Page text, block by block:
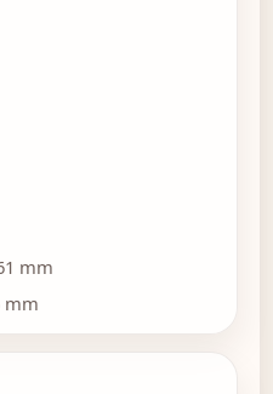
mm
mm